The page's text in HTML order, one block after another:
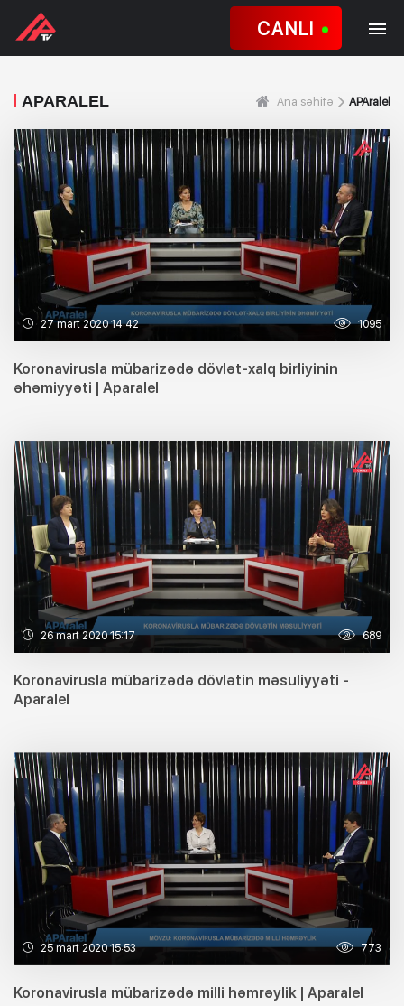
CANLI
APARALEL Ana səhifə APAralel
27 mart 2020 14:42 1095
Koronavirusla mübarizədə dövlət-xalq birliyinin
əhəmiyyəti | Aparalel
26 mart 2020 15:17 689
Koronavirusla mübarizədə dövlətin məsuliyyəti -
Aparalel
25 mart 2020 15:53 773
Koronavirusla mübarizədə milli həmrəylik | Aparalel